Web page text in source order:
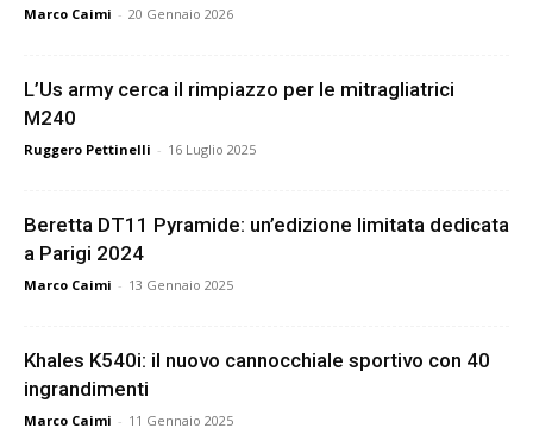
Marco Caimi - 20 Gennaio 2026
L’Us army cerca il rimpiazzo per le mitragliatrici
M240
Ruggero Pettinelli - 16 Luglio 2025
Beretta DT11 Pyramide: un’edizione limitata dedicata
a Parigi 2024
Marco Caimi - 13 Gennaio 2025
Khales K540i: il nuovo cannocchiale sportivo con 40
ingrandimenti
Marco Caimi - 11 Gennaio 2025